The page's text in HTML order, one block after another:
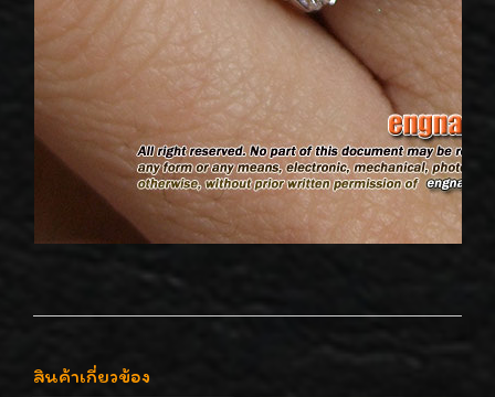
สินค้าเกี่ยวข้อง